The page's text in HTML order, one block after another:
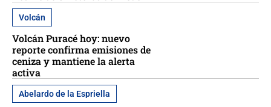
Volcán
Volcán Puracé hoy: nuevo
reporte confirma emisiones de
ceniza y mantiene la alerta
activa
Abelardo de la Espriella